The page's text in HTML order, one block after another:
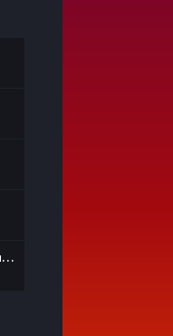
Godzilla x Kong: Yeni İmparatorluk İzle